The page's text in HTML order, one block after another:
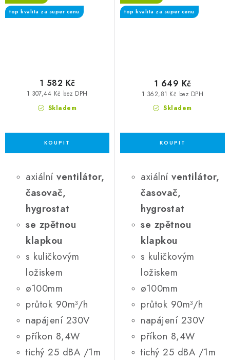
top kvalita za super cenu
Skladem
1 307,44 Kč bez DPH
1 582 Kč
axiální ventilátor,
časovač,
hygrostat
se zpětnou
klapkou
s kuličkovým
ložiskem
ø100mm
průtok 90m³/h
napájení 230V
příkon 8,4W
tichý 25 dBA /1m
top kvalita za super cenu
Skladem
1 362,81 Kč bez DPH
1 649 Kč
axiální ventilátor,
časovač,
hygrostat
se zpětnou
klapkou
s kuličkovým
ložiskem
ø100mm
průtok 90m³/h
napájení 230V
příkon 8,4W
tichý 25 dBA /1m